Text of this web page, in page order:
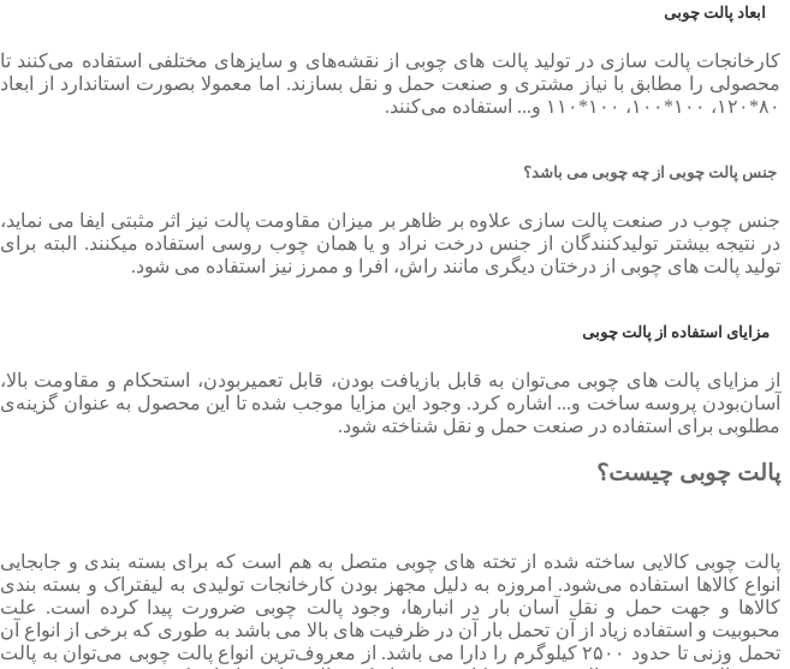
ابعاد پالت چوبی
کارخانجات پالت سازی در تولید پالت های چوبی از نقشه‌های و سایزهای مختلفی استفاده می‌کنند تا
محصولی را مطابق با نیاز مشتری و صنعت حمل و نقل بسازند. اما معمولا بصورت استاندارد از ابعاد
۸۰*۱۲۰، ۱۰۰*۱۰۰، ۱۰۰*۱۱۰ و... استفاده می‌کنند.
جنس پالت چوبی از چه چوبی می باشد؟
جنس چوب در صنعت پالت سازی علاوه بر ظاهر بر میزان مقاومت پالت نیز اثر مثبتی ایفا می نماید،
در نتیجه بیشتر تولیدکنندگان از جنس درخت نراد و یا همان چوب روسی استفاده میکنند. البته برای
تولید پالت های چوبی از درختان دیگری مانند راش، افرا و ممرز نیز استفاده می شود.
مزایای استفاده از پالت چوبی
از مزایای پالت های چوبی می‌توان به قابل بازیافت ‌بودن، قابل تعمیربودن، استحکام و مقاومت بالا،
آسان‌بودن پروسه ساخت و... اشاره کرد. وجود این مزایا موجب شده تا این محصول به عنوان گزینه‌ی
مطلوبی برای استفاده در صنعت حمل و نقل شناخته شود.
پالت چوبی چیست؟
پالت چوبی کالایی ساخته شده از تخته های چوبی متصل به هم است که برای بسته بندی و جابجایی
انواع کالاها استفاده می‌شود. امروزه به دلیل مجهز بودن کارخانجات تولیدی به لیفتراک و بسته بندی
کالاها و جهت حمل و نقل آسان بار در انبارها، وجود پالت چوبی ضرورت پیدا کرده است. علت
محبوبیت و استفاده زیاد از آن تحمل بار آن در ظرفیت های بالا می باشد به طوری که برخی از انواع آن
تحمل وزنی تا حدود ٢۵٠٠ کیلوگرم را دارا می باشد. از معروف‌ترین انواع پالت چوبی می‌توان به پالت